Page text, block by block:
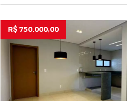
R$ 750.000,00